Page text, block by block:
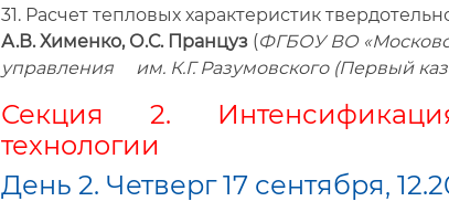
31. Расчет тепловых характеристик
А.В. Хименко, О.С. Пранцуз(ФГБОУ ВО
управления им. К.Г. Разумовского (Первый
Секция 2.
технологии
День 2. Четверг 17 сентября,